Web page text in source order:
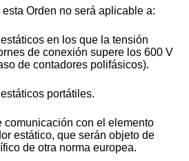
Orden no será aplicable a:
en los que la tensión
de conexión supere los 600 V
de contadores polifásicos).
portátiles.
con el elemento
estático, que serán objeto de
de otra norma europea.